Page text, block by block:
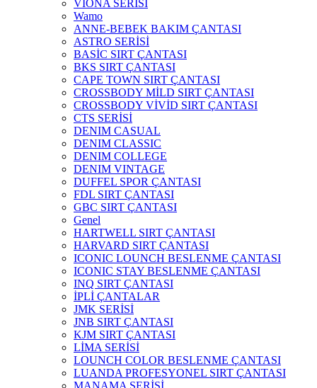
VİONA SERİSİ
Wamo
ANNE-BEBEK BAKIM ÇANTASI
ASTRO SERİSİ
BASİC SIRT ÇANTASI
BKS SIRT ÇANTASI
CAPE TOWN SIRT ÇANTASI
CROSSBODY MİLD SIRT ÇANTASI
CROSSBODY VİVİD SIRT ÇANTASI
CTS SERİSİ
DENIM CASUAL
DENIM CLASSIC
DENIM COLLEGE
DENIM VINTAGE
DUFFEL SPOR ÇANTASI
FDL SIRT ÇANTASI
GBC SIRT ÇANTASI
Genel
HARTWELL SIRT ÇANTASI
HARVARD SIRT ÇANTASI
ICONIC LOUNCH BESLENME ÇANTASI
ICONIC STAY BESLENME ÇANTASI
INQ SIRT ÇANTASI
İPLİ ÇANTALAR
JMK SERİSİ
JNB SIRT ÇANTASI
KJM SIRT ÇANTASI
LİMA SERİSİ
LOUNCH COLOR BESLENME ÇANTASI
LUANDA PROFESYONEL SIRT ÇANTASI
MANAMA SERİSİ